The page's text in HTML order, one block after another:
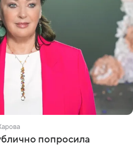
попросила